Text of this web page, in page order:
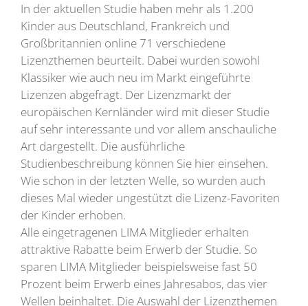
In der aktuellen Studie haben mehr als 1.200
Kinder aus Deutschland, Frankreich und
Großbritannien online 71 verschiedene
Lizenzthemen beurteilt. Dabei wurden sowohl
Klassiker wie auch neu im Markt eingeführte
Lizenzen abgefragt. Der Lizenzmarkt der
europäischen Kernländer wird mit dieser Studie
auf sehr interessante und vor allem anschauliche
Art dargestellt. Die ausführliche
Studienbeschreibung können Sie hier einsehen.
Wie schon in der letzten Welle, so wurden auch
dieses Mal wieder ungestützt die Lizenz-Favoriten
der Kinder erhoben.
Alle eingetragenen LIMA Mitglieder erhalten
attraktive Rabatte beim Erwerb der Studie. So
sparen LIMA Mitglieder beispielsweise fast 50
Prozent beim Erwerb eines Jahresabos, das vier
Wellen beinhaltet. Die Auswahl der Lizenzthemen